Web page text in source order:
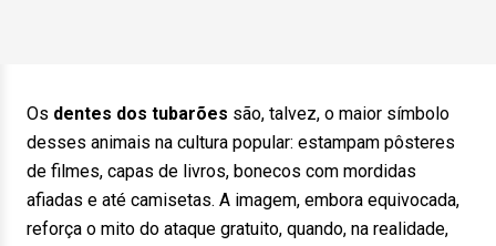
Os dentes dos tubarões são, talvez, o maior símbolo
desses animais na cultura popular: estampam pôsteres
de filmes, capas de livros, bonecos com mordidas
afiadas e até camisetas. A imagem, embora equivocada,
reforça o mito do ataque gratuito, quando, na realidade,